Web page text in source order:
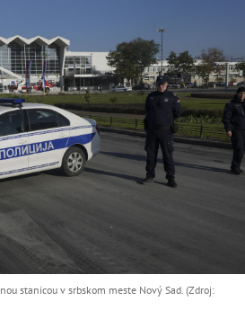
stanicou v srbskom meste Nový Sad. (Zdroj: